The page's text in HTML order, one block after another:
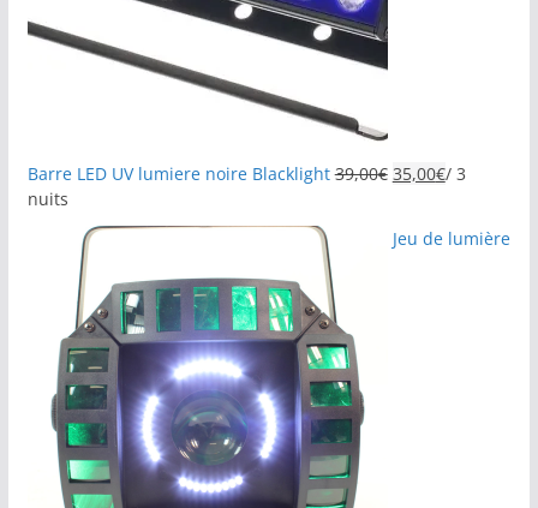
Barre LED UV lumiere noire Blacklight 39,00€ 35,00€/ 3
nuits
Jeu de lumière